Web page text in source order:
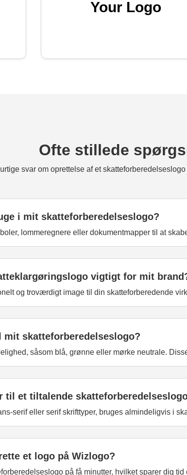
Your Logo
Ofte stillede
svar om oprettelse af et
i mit skatteforberedelseslogo?
lommeregnere eller dokumentmapper til at
vigtigt for mit
og troværdigt image til din skatteforberedende
skatteforberedelseslogo?
såsom blå, grønne eller mørke neutrale.
til et tiltalende
serif eller serif skrifttyper, bruges almindeligvis i
et logo på Wizlogo?
på få minutter, hvilket sparer dig tid